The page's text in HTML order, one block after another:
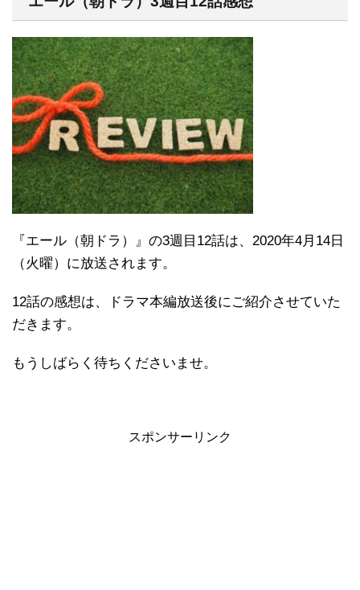
『エール（朝ドラ）』の3週目12話は、2020年4月14日
（火曜）に放送されます。
12話の感想は、ドラマ本編放送後にご紹介させていた
だきます。
もうしばらく待ちくださいませ。
スポンサーリンク